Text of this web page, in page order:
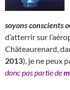
soyons conscients
d’atterrir sur
Châteaurenard,
2013), je ne peux
donc pas partie de